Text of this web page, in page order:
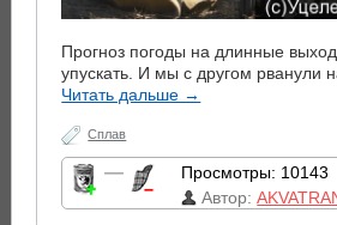
Прогноз погоды на длинные
упускать. И мы с другом рванули
Читать дальше →
Сплав
— Просмотры: 10143
Автор: